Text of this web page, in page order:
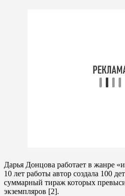
Дарья Донцова работает в жанре
10 лет работы автор создала 100
суммарный тираж которых
экземпляров [2].